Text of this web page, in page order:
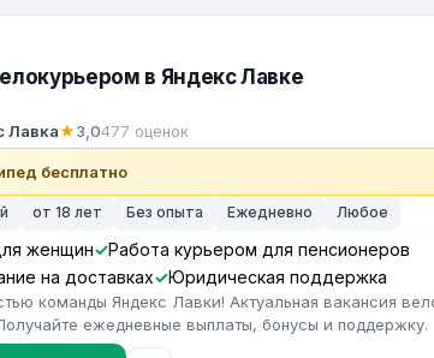
в Яндекс Лавке
Лавка★3,0477 оценок
бесплатно
от 18 лет Без опыта Ежедневно Любое
женщин
Работа курьером для пенсионеров
на доставках
Юридическая поддержка
команды Яндекс Лавки! Актуальная вакансия
ежедневные выплаты, бонусы и поддержку.